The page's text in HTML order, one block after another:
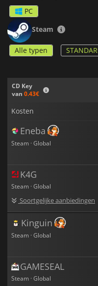
PC
Steam
Alle typen
CD Key
van 0.43€
Kosten
Eneba
Steam · Global
K4G
Steam · Global
Soortgelijke aanbiedingen
Kinguin
Steam · Global
GAMESEAL
Steam · Global